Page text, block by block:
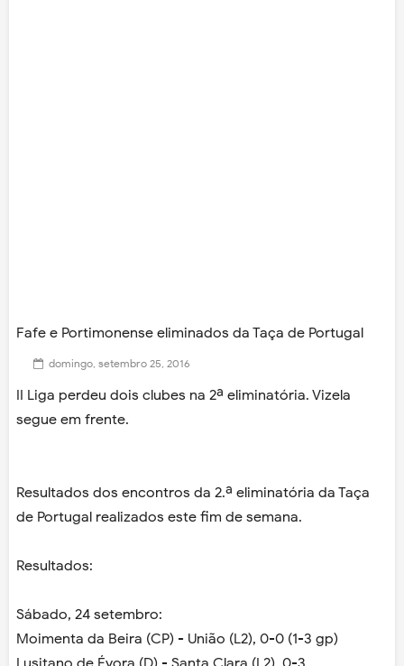
Fafe e Portimonense eliminados da Taça de Portugal
domingo, setembro 25, 2016
II Liga perdeu dois clubes na 2ª eliminatória. Vizela
segue em frente.
Resultados dos encontros da 2.ª eliminatória da Taça
de Portugal realizados este fim de semana.
Resultados:
Sábado, 24 setembro:
Moimenta da Beira (CP) - União (L2), 0-0 (1-3 gp)